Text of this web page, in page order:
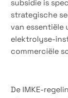
subsidie is
strategische
van essentiële
elektrolyse-
commerciële
De IMKE-